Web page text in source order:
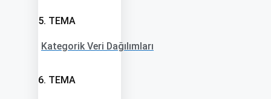
5. TEMA
Kategorik Veri Dağılımları
6. TEMA